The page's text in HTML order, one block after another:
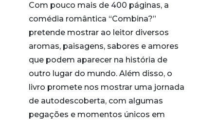
Com pouco mais de 400 páginas, a
comédia romântica “Combina?”
pretende mostrar ao leitor diversos
aromas, paisagens, sabores e amores
que podem aparecer na história de
outro lugar do mundo. Além disso, o
livro promete nos mostrar uma jornada
de autodescoberta, com algumas
pegações e momentos únicos em